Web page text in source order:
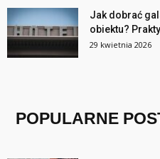
Jak dobrać
obiektu?
29 kwietnia 2026
POPULARNE